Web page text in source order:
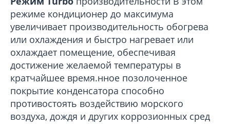
режиме кондиционер до максимума
увеличивает производительность обогрева
или охлаждения и быстро нагревает или
охлаждает помещение, обеспечивая
достижение желаемой температуры в
кратчайшее время.нное позолоченное
покрытие конденсатора способно
противостоять воздействию морского
воздуха, дождя и других коррозионных сред